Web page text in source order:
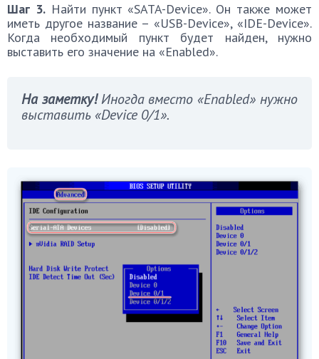
Шаг 3.Найти пункт «SATA-Device». Он также может
иметь другое название – «USB-Device», «IDE-Device».
Когда необходимый пункт будет найден, нужно
выставить его значение на «Enabled».
На заметку!Иногда вместо «Enabled» нужно
выставить «Device 0/1».